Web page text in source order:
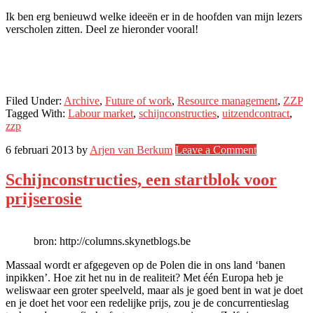
Ik ben erg benieuwd welke ideeën er in de hoofden van mijn lezers
verscholen zitten. Deel ze hieronder vooral!
Filed Under: Archive, Future of work, Resource management, ZZP
Tagged With: Labour market, schijnconstructies, uitzendcontract,
zzp
6 februari 2013 by Arjen van Berkum Leave a Comment
Schijnconstructies, een startblok voor
prijserosie
bron: http://columns.skynetblogs.be
Massaal wordt er afgegeven op de Polen die in ons land ‘banen
inpikken’. Hoe zit het nu in de realiteit? Met één Europa heb je
weliswaar een groter speelveld, maar als je goed bent in wat je doet
en je doet het voor een redelijke prijs, zou je de concurrentieslag